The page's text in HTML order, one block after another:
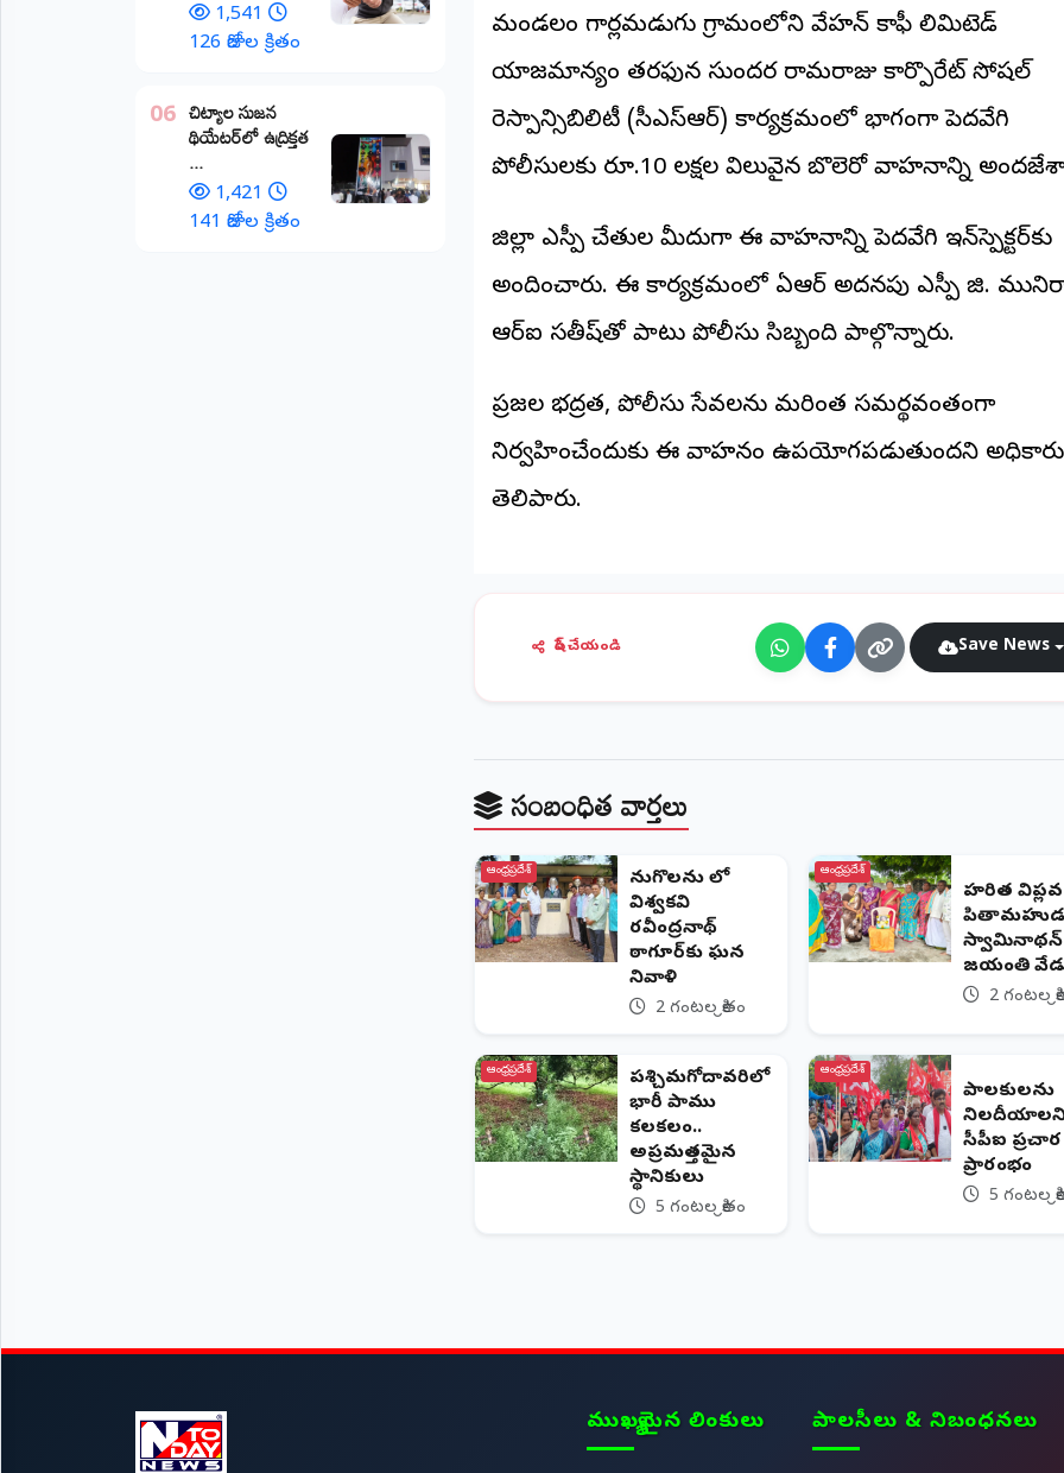
1,541
126 రోజుల క్రితం
06 చిట్యాల సుజన
థియేటర్‌లో ఉద్రిక్తత
...
1,421
141 రోజుల క్రితం
మండలం గార్లమడుగు గ్రామంలోని వేహన్ కాఫీ లిమిటెడ్
యాజమాన్యం తరఫున సుందర రామరాజు కార్పొరేట్ సోషల్
రెస్పాన్సిబిలిటీ (సీఎస్‌ఆర్) కార్యక్రమంలో భాగంగా పెదవేగి
పోలీసులకు రూ.10 లక్షల విలువైన బొలెరో వాహనాన్ని
జిల్లా ఎస్పీ చేతుల మీదుగా ఈ వాహనాన్ని పెదవేగి ఇన్‌స్పెక్టర్‌కు
అందించారు. ఈ కార్యక్రమంలో ఏఆర్ అదనపు ఎస్పీ జి.
ఆర్‌ఐ సతీష్‌తో పాటు పోలీసు సిబ్బంది పాల్గొన్నారు.
ప్రజల భద్రత, పోలీసు సేవలను మరింత సమర్థవంతంగా
నిర్వహించేందుకు ఈ వాహనం ఉపయోగపడుతుందని
తెలిపారు.
షేర్ చేయండి Save News
సంబంధిత వార్తలు
ఆంధ్రప్రదేశ్
పెనుగొలను లో
విశ్వకవి
రవీంద్రనాథ్
ఠాగూర్‌కు ఘన
నివాళి
2 గంటల క్రితం
ఆంధ్రప్రదేశ్
హరిత విప్లవ
స్వామినాథన్
జయంతి
2 గంటల
ఆంధ్రప్రదేశ్
పశ్చిమగోదావరిలో
భారీ పాము
కలకలం..
అప్రమత్తమైన
స్థానికులు
5 గంటల క్రితం
ఆంధ్రప్రదేశ్
పాలకులను
సీపీఐ
ప్రారంభం
5 గంటల
ముఖ్యమైన లింకులు పాలసీలు & నిబంధనలు